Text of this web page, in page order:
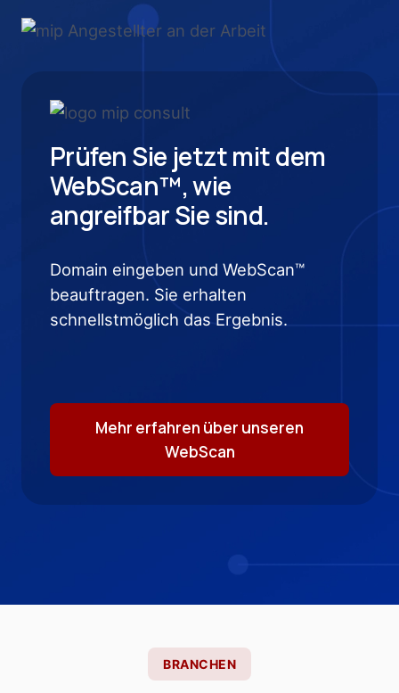
Prüfen Sie jetzt mit dem
WebScan™, wie
angreifbar Sie sind.
Domain eingeben und WebScan™
beauftragen. Sie erhalten
schnellstmöglich das Ergebnis.
Mehr erfahren über unseren
WebScan
BRANCHEN